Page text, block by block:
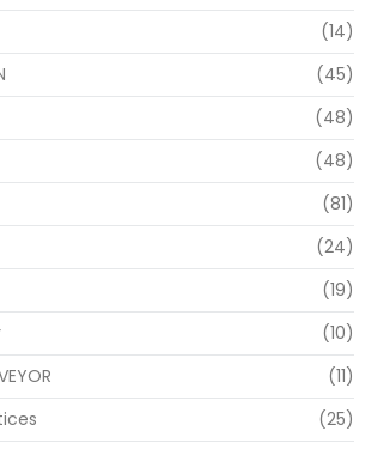
(14)
(45)
(48)
(48)
(81)
(24)
(19)
(10)
(11)
(25)